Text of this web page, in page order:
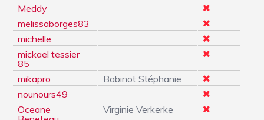
Meddy
melissaborges83
michelle
mickael tessier
85
mikapro
Babinot Stéphanie
nounours49
Oceane
Virginie Verkerke